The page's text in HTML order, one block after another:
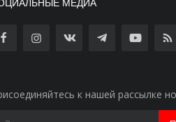
МЕДИА
к нашей рассылке